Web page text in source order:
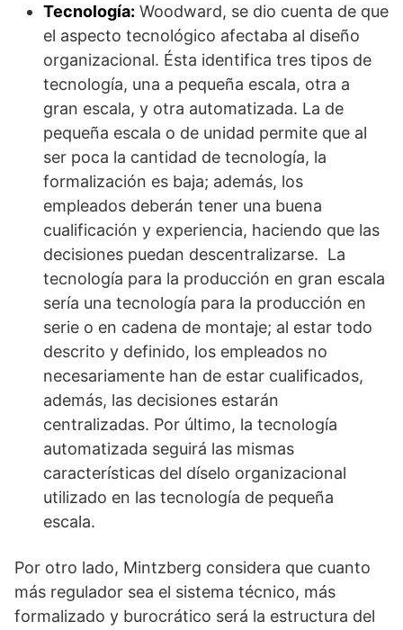
Tecnología: Woodward, se dio cuenta de que
el aspecto tecnológico afectaba al diseño
organizacional. Ésta identifica tres tipos de
tecnología, una a pequeña escala, otra a
gran escala, y otra automatizada. La de
pequeña escala o de unidad permite que al
ser poca la cantidad de tecnología, la
formalización es baja; además, los
empleados deberán tener una buena
cualificación y experiencia, haciendo que las
decisiones puedan descentralizarse. La
tecnología para la producción en gran escala
sería una tecnología para la producción en
serie o en cadena de montaje; al estar todo
descrito y definido, los empleados no
necesariamente han de estar cualificados,
además, las decisiones estarán
centralizadas. Por último, la tecnología
automatizada seguirá las mismas
características del díselo organizacional
utilizado en las tecnología de pequeña
escala.
Por otro lado, Mintzberg considera que cuanto
más regulador sea el sistema técnico, más
formalizado y burocrático será la estructura del